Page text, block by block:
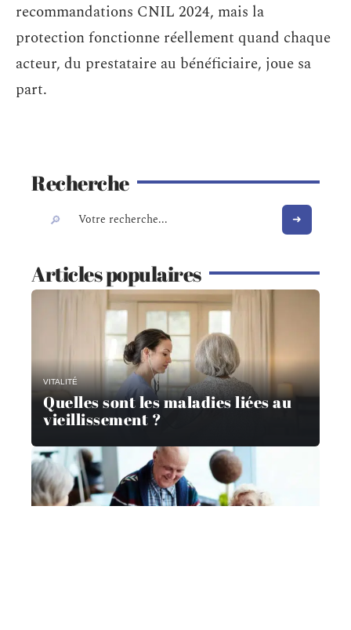
recommandations CNIL 2024, mais la
protection fonctionne réellement quand chaque
acteur, du prestataire au bénéficiaire, joue sa
part.
Recherche
Articles populaires
VITALITÉ
Quelles sont les maladies liées au
vieillissement ?